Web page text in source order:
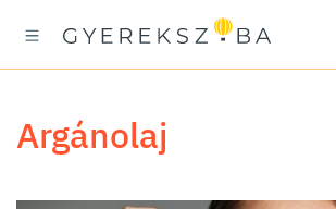
argánolaj